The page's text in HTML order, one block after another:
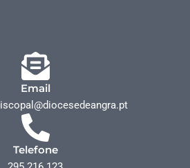
Email
Telefone